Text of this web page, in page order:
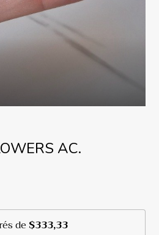
AC.
de $333,33